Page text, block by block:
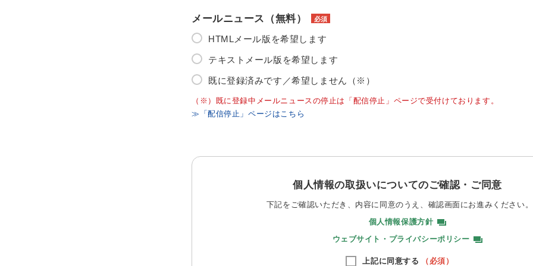
メールニュース（無料） 必須
HTMLメール版を希望します
テキストメール版を希望します
既に登録済みです／希望しません（※）
（※）既に登録中メールニュースの停止は「配信停止」ページで受付けております。
≫「配信停止」ページはこちら
個人情報の取扱いについてのご確認・ご同意
下記をご確認いただき、内容に同意のうえ、 確認画面にお進みください。
個人情報保護方針
ウェブサイト・プライバシーポリシー
上記に同意する （必須）